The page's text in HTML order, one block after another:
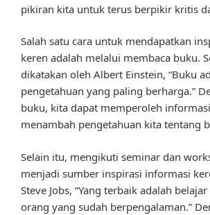
pikiran kita untuk terus berpikir kritis
Salah satu cara untuk mendapatkan
keren adalah melalui membaca buku.
dikatakan oleh Albert Einstein, “Buku
pengetahuan yang paling berharga.”
buku, kita dapat memperoleh
menambah pengetahuan kita tentang
Selain itu, mengikuti seminar dan
menjadi sumber inspirasi informasi
Steve Jobs, “Yang terbaik adalah
orang yang sudah berpengalaman.”